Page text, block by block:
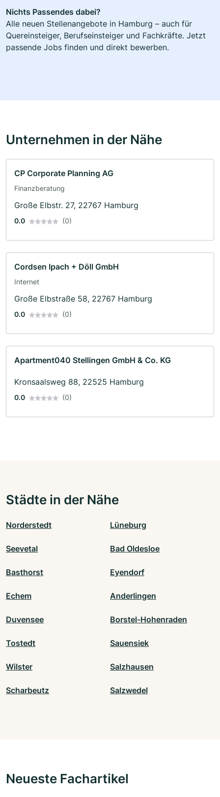
Nichts Passendes dabei?
Alle neuen Stellenangebote in Hamburg – auch für
Quereinsteiger, Berufseinsteiger und Fachkräfte. Jetzt
passende Jobs finden und direkt bewerben.
Unternehmen in der Nähe
CP Corporate Planning AG
Finanzberatung
Große Elbstr. 27, 22767 Hamburg
0.0 (0)
Cordsen Ipach + Döll GmbH
Internet
Große Elbstraße 58, 22767 Hamburg
0.0 (0)
Apartment040 Stellingen GmbH & Co. KG
Kronsaalsweg 88, 22525 Hamburg
0.0 (0)
Städte in der Nähe
Norderstedt Lüneburg
Seevetal Bad Oldesloe
Basthorst Eyendorf
Echem Anderlingen
Duvensee Borstel-Hohenraden
Tostedt Sauensiek
Wilster Salzhausen
Scharbeutz Salzwedel
Neueste Fachartikel